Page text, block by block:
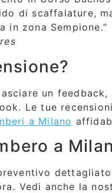
di scaffalature,
in zona Sempione.”
un feedback,
Le tue
a Milano
a
Vedi anche la